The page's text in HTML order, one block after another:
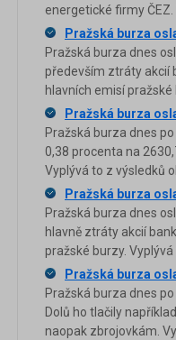
energetické firmy
Pražská burza
Pražská burza dnes
především ztráty akcií
hlavních emisí
Pražská burza
Pražská burza dnes
0,38 procenta na
Vyplývá to z výsledků
Pražská burza
Pražská burza dnes
hlavně ztráty akcií
pražské burzy.
Pražská burza
Pražská burza dnes
Dolů ho tlačily
naopak zbrojovkám.